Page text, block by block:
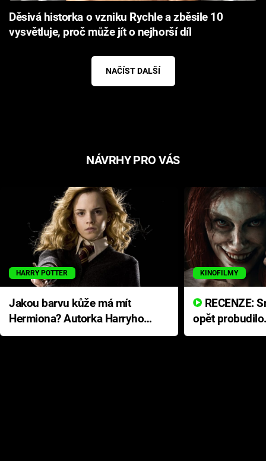
Děsivá historka o vzniku Rychle a zběsile 10
vysvětluje, proč může jít o nejhorší díl
NAČÍST DALŠÍ
NÁVRHY PRO VÁS
HARRY POTTER
Jakou barvu kůže má mít
Hermiona? Autorka Harryho
Pottera přišla s ráznou
KINOFILMY
opět
přichází s